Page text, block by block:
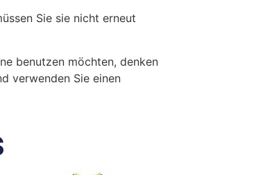
Sie sie nicht erneut
benutzen möchten, denken
verwenden Sie einen